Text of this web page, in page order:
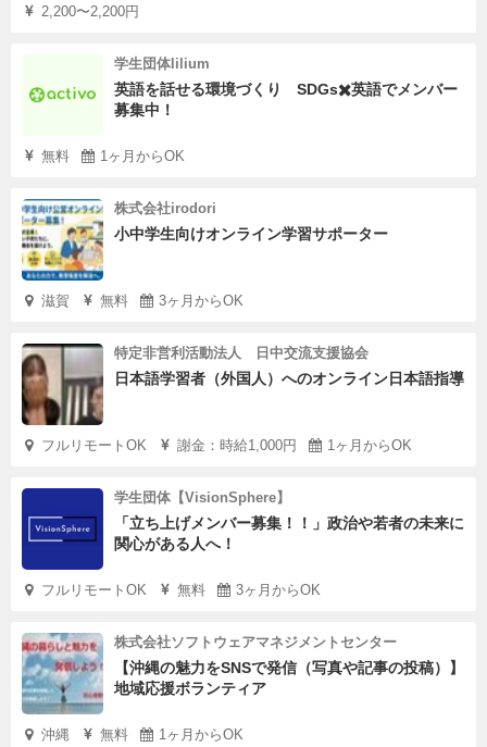
2,200〜2,200円
学生団体lilium
英語を話せる環境づくり SDGs✖️英語でメンバー
募集中！
無料 1ヶ月からOK
株式会社irodori
小中学生向けオンライン学習サポーター
滋賀 無料 3ヶ月からOK
特定非営利活動法人 日中交流支援協会
日本語学習者（外国人）へのオンライン日本語指導
フルリモートOK 謝金：時給1,000円 1ヶ月からOK
学生団体【VisionSphere】
「立ち上げメンバー募集！！」政治や若者の未来に
関心がある人へ！
フルリモートOK 無料 3ヶ月からOK
株式会社ソフトウェアマネジメントセンター
【沖縄の魅力をSNSで発信（写真や記事の投稿）】
地域応援ボランティア
沖縄 無料 1ヶ月からOK